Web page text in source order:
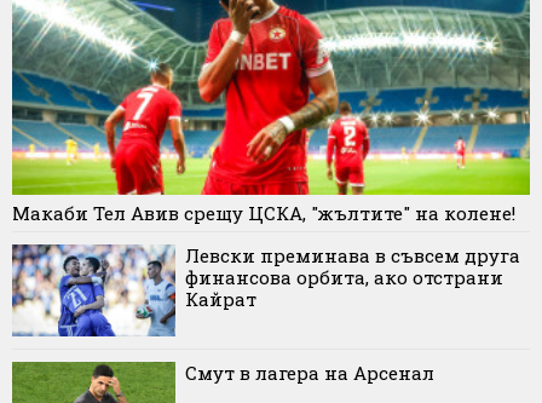
Макаби Тел Авив срещу ЦСКА, "жълтите" на колене!
Левски преминава в съвсем друга
финансова орбита, ако отстрани
Кайрат
Смут в лагера на Арсенал